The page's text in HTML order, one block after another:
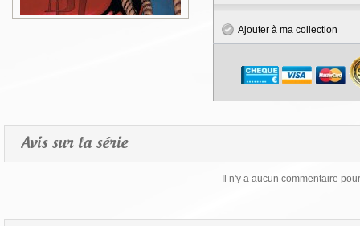
Ajouter à ma collection
Avis sur la série
Il n'y a aucun commentaire